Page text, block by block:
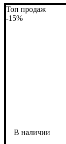
Топ продаж
-15%